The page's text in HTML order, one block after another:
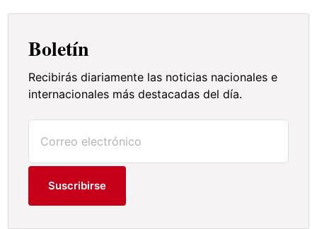
Boletín
Recibirás diariamente las noticias nacionales e
internacionales más destacadas del día.
Suscribirse